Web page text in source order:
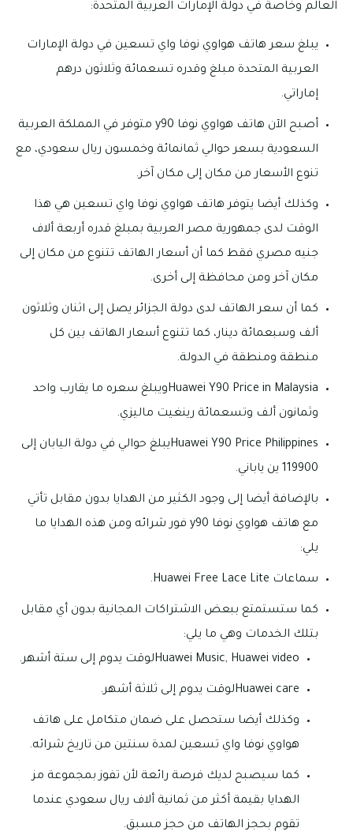
العالم وخاصة في دولة الإمارات العربية المتحدة:
يبلغ سعر هاتف هواوي نوفا واي تسعين في دولة الإمارات
العربية المتحدة مبلغ وقدره تسعمائة وثلاثون درهم
إماراتي.
أصبح الآن هاتف هواوي نوفا y90 متوفر في المملكة العربية
السعودية بسعر حوالي ثمانمائة وخمسون ريال سعودي، مع
تنوع الأسعار من مكان إلى مكان آخر.
وكذلك أيضا يتوفر هاتف هواوي نوفا واي تسعين هي هذا
الوقت لدى جمهورية مصر العربية بمبلغ قدره أربعة ألاف
جنيه مصري فقط كما أن أسعار الهاتف تتنوع من مكان إلى
مكان آخر ومن محافظة إلى أخرى.
كما أن سعر الهاتف لدى دولة الجزائر يصل إلى اثنان وثلاثون
ألف وسبعمائة دينار، كما تتنوع أسعار الهاتف بين كل
منطقة ومنطقة في الدولة.
Huawei Y90 Price in Malaysiaويبلغ سعره ما يقارب واحد
وثمانون ألف وتسعمائة رينغيت ماليزي.
Huawei Y90 Price Philippinesيبلغ حوالي في دولة اليابان إلى
119900 ين ياباني.
بالإضافة أيضا إلى وجود الكثير من الهدايا بدون مقابل تأتي
مع هاتف هواوي نوفا y90 فور شرائه ومن هذه الهدايا ما
يلي:
سماعات Huawei Free Lace Lite.
كما ستستمتع ببعض الاشتراكات المجانية بدون أي مقابل
بتلك الخدمات وهي ما يلي:
Huawei Music, Huawei videoلوقت يدوم إلى ستة أشهر.
Huawei careلوقت يدوم إلى ثلاثة أشهر.
وكذلك أيضا ستحصل على ضمان متكامل على هاتف
هواوي نوفا واي تسعين لمدة سنتين من تاريخ شرائه.
كما سيصبح لديك فرصة رائعة لأن تفوز بمجموعة مز
الهدايا بقيمة أكثر من ثمانية ألاف ريال سعودي عندما
تقوم بحجز الهاتف من حجز مسبق.